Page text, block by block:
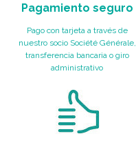
Pagamiento seguro
Pago con tarjeta a través de
nuestro socio Société Générale,
transferencia bancaria o giro
administrativo